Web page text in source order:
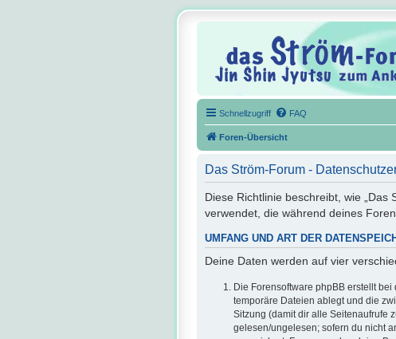
Schnellzugriff FAQ
Foren-Übersicht
Das Ström-Forum -
Diese Richtlinie beschreibt, wie „Das
verwendet, die während deines
UMFANG UND ART DER
Deine Daten werden auf vier
Die Forensoftware phpBB erstellt
temporäre Dateien ablegt und die
Sitzung (damit dir alle Seitenaufrufe
gelesen/ungelesen; sofern du nicht